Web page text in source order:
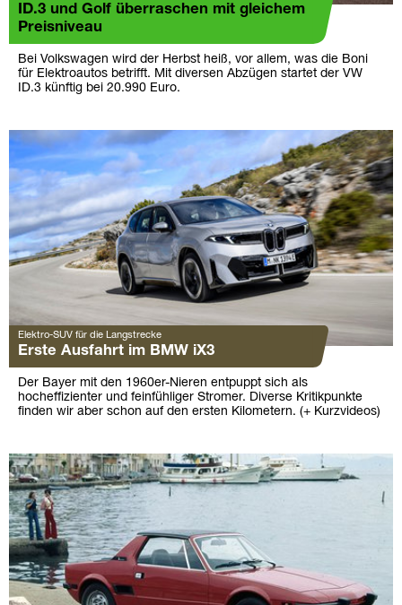
ID.3 und Golf überraschen mit gleichem
Preisniveau
Bei Volkswagen wird der Herbst heiß, vor allem, was die Boni
für Elektroautos betrifft. Mit diversen Abzügen startet der VW
ID.3 künftig bei 20.990 Euro.
Elektro-SUV für die Langstrecke
Erste Ausfahrt im BMW iX3
Der Bayer mit den 1960er-Nieren entpuppt sich als
hocheffizienter und feinfühliger Stromer. Diverse Kritikpunkte
finden wir aber schon auf den ersten Kilometern. (+ Kurzvideos)